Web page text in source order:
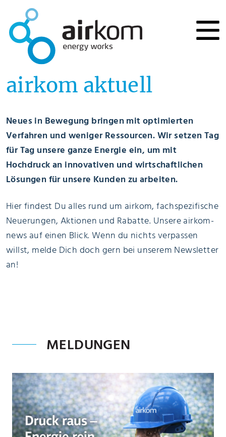
airkom aktuell
Neues in Bewegung bringen mit optimierten
Verfahren und weniger Ressourcen. Wir setzen Tag
für Tag unsere ganze Energie ein, um mit
Hochdruck an innovativen und wirtschaftlichen
Lösungen für unsere Kunden zu arbeiten.
Hier findest Du alles rund um airkom, fachspezifische
Neuerungen, Aktionen und Rabatte. Unsere airkom-
news auf einen Blick. Wenn du nichts verpassen
willst, melde Dich doch gern bei unserem Newsletter
an!
MELDUNGEN